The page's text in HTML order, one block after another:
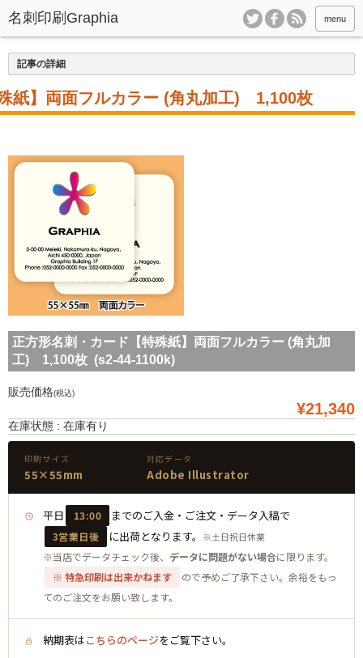
menu
記事の詳細
紙】両面フルカラー (角丸加工) 1,100枚
正方形名刺・カード【特殊紙】両面フルカラー (角丸加
工) 1,100枚 (s2-44-1100k)
販売価格(税込)
¥21,340
在庫状態 : 在庫有り
印刷サイズ
55×55mm
対応データ
Adobe Illustrator
平日 13:00 までのご入金・ご注文・データ入稿で
3営業日後 に出荷となります。 ※土日祝日休業
※当店でデータチェック後、 データに問題がない場合に限ります。
※ 特急印刷は出来かねます
ので予めご了承下さい。余裕をもっ
てのご注文をお願い致します。
納期表はこちらのページをご覧下さい。